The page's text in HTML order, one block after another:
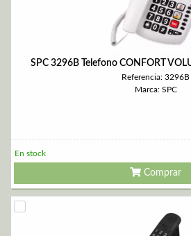
SPC 3296B Telefono CONFORT
Referencia: 3296B
Marca: SPC
En stock
Comprar